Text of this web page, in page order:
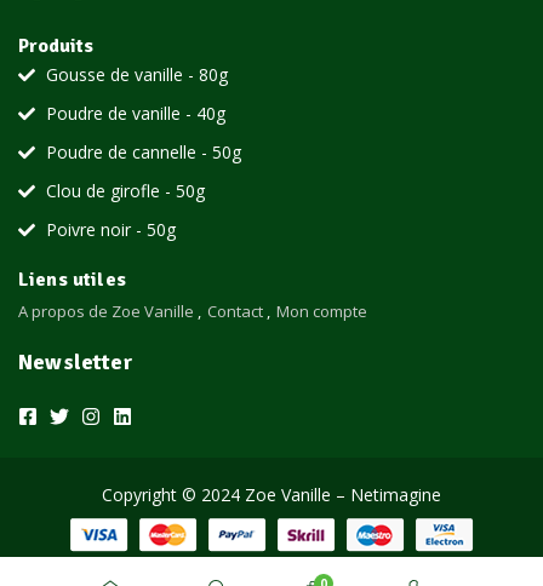
Produits
Gousse de vanille - 80g
Poudre de vanille - 40g
Poudre de cannelle - 50g
Clou de girofle - 50g
Poivre noir - 50g
Liens utiles
A propos de Zoe Vanille Contact Mon compte
Newsletter
Copyright © 2024 Zoe Vanille – Netimagine